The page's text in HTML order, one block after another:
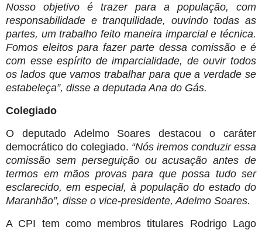
Nosso objetivo é trazer para a população, com
responsabilidade e tranquilidade, ouvindo todas as
partes, um trabalho feito maneira imparcial e técnica.
Fomos eleitos para fazer parte dessa comissão e é
com esse espírito de imparcialidade, de ouvir todos
os lados que vamos trabalhar para que a verdade se
estabeleça”, disse a deputada Ana do Gás.
Colegiado
O deputado Adelmo Soares destacou o caráter
democrático do colegiado. “Nós iremos conduzir essa
comissão sem perseguição ou acusação antes de
termos em mãos provas para que possa tudo ser
esclarecido, em especial, à população do estado do
Maranhão”, disse o vice-presidente, Adelmo Soares.
A CPI tem como membros titulares Rodrigo Lago